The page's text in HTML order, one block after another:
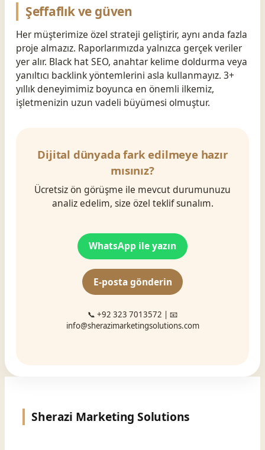
Şeffaflık ve güven
Her müşterimize özel strateji geliştirir, aynı anda fazla
proje almazız. Raporlarımızda yalnızca gerçek veriler
yer alır. Black hat SEO, anahtar kelime doldurma veya
yanıltıcı backlink yöntemlerini asla kullanmayız. 3+
yıllık deneyimimiz boyunca en önemli ilkemiz,
işletmenizin uzun vadeli büyümesi olmuştur.
Dijital dünyada fark edilmeye hazır
mısınız?
Ücretsiz ön görüşme ile mevcut durumunuzu
analiz edelim, size özel teklif sunalım.
WhatsApp ile yazın
E-posta gönderin
📞 +92 323 7013572 | 📧
info@sherazimarketingsolutions.com
Sherazi Marketing Solutions